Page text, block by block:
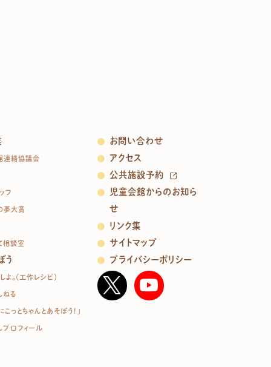
連絡協議会
フ
夢大賞
相談室
う
よ。（工作レシピ）
ねる
こっとちゃんとあそぼう！」
プロフィール
お問い合わせ
アクセス
公共施設予約
児童会館からのお知ら
せ
リンク集
サイトマップ
プライバシーポリシー